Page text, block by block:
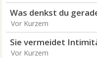
Was denkst du
Vor Kurzem
Sie vermeidet
Vor Kurzem